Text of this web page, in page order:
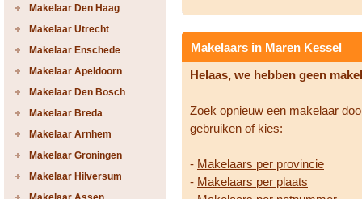
Makelaar Den Haag
Makelaar Utrecht
Makelaar Enschede
Makelaar Apeldoorn
Makelaar Den Bosch
Makelaar Breda
Makelaar Arnhem
Makelaar Groningen
Makelaar Hilversum
Makelaars in Maren Kessel
Helaas, we hebben geen
Zoek opnieuw een makelaar
gebruiken of kies:
- Makelaars per provincie
- Makelaars per plaats